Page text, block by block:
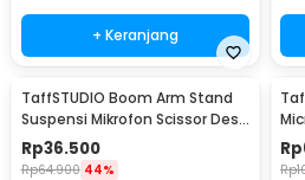
+ Keranjang
TaffSTUDIO Boom Arm Stand
Suspensi Mikrofon Scissor Desk
Clamp - NB-35
Rp36.500
Rp64.900 44%
Rp
Rp